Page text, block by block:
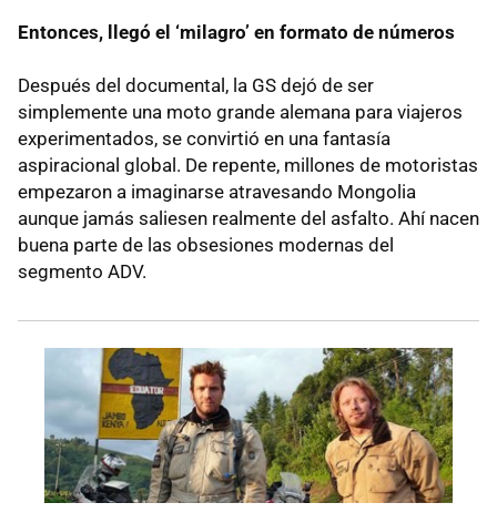
Entonces, llegó el ‘milagro’ en formato de números
Después del documental, la GS dejó de ser
simplemente una moto grande alemana para viajeros
experimentados, se convirtió en una fantasía
aspiracional global. De repente, millones de motoristas
empezaron a imaginarse atravesando Mongolia
aunque jamás saliesen realmente del asfalto. Ahí nacen
buena parte de las obsesiones modernas del
segmento ADV.